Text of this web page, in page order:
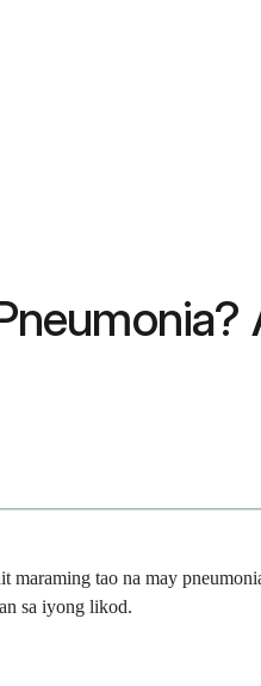
tao na may
sa iyong likod.